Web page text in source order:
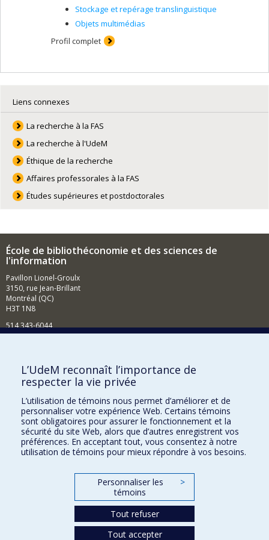
Stockage et repérage translinguistique
Objets multimédias
Profil complet
Liens connexes
La recherche à la FAS
La recherche à l'UdeM
Éthique de la recherche
Affaires professorales à la FAS
Études supérieures et postdoctorales
École de bibliothéconomie et des sciences de
l'information
Pavillon Lionel-Groulx
3150, rue Jean-Brillant
Montréal (QC)
H3T 1N8
514 343-6044
Comment soutenir l'École?
BESOIN D'AIDE?
Plan du site
Signaler une erreur
Accessibilité
FACULTÉ DES ARTS ET DES SCIENCES
Nos départements et écoles
L’UdeM reconnaît l’importance de
respecter la vie privée
L’utilisation de témoins nous permet d’améliorer et de
personnaliser votre expérience Web. Certains témoins
sont obligatoires pour assurer le fonctionnement et la
sécurité du site Web, alors que d’autres enregistrent vos
préférences. En acceptant tout, vous consentez à notre
utilisation de témoins pour mieux répondre à vos besoins.
Personnaliser les
témoins
>
Tout refuser
Tout accepter